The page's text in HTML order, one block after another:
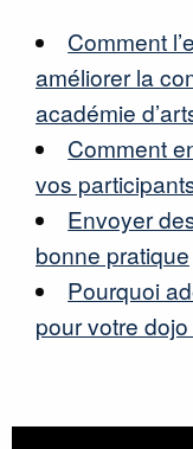
Comment
améliorer la
académie
Comment
vos
Envoyer
bonne pratique
Pourquoi
pour votre dojo